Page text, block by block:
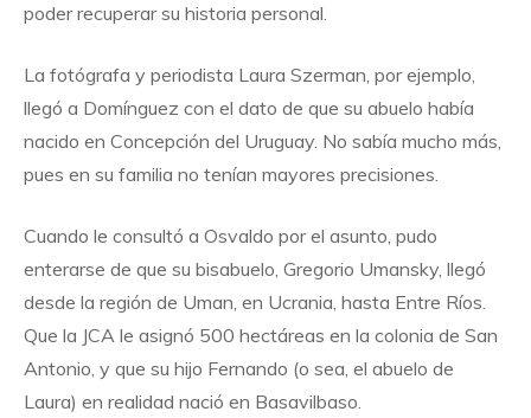
poder recuperar su historia personal.
La fotógrafa y periodista Laura Szerman, por ejemplo,
llegó a Domínguez con el dato de que su abuelo había
nacido en Concepción del Uruguay. No sabía mucho más,
pues en su familia no tenían mayores precisiones.
Cuando le consultó a Osvaldo por el asunto, pudo
enterarse de que su bisabuelo, Gregorio Umansky, llegó
desde la región de Uman, en Ucrania, hasta Entre Ríos.
Que la JCA le asignó 500 hectáreas en la colonia de San
Antonio, y que su hijo Fernando (o sea, el abuelo de
Laura) en realidad nació en Basavilbaso.